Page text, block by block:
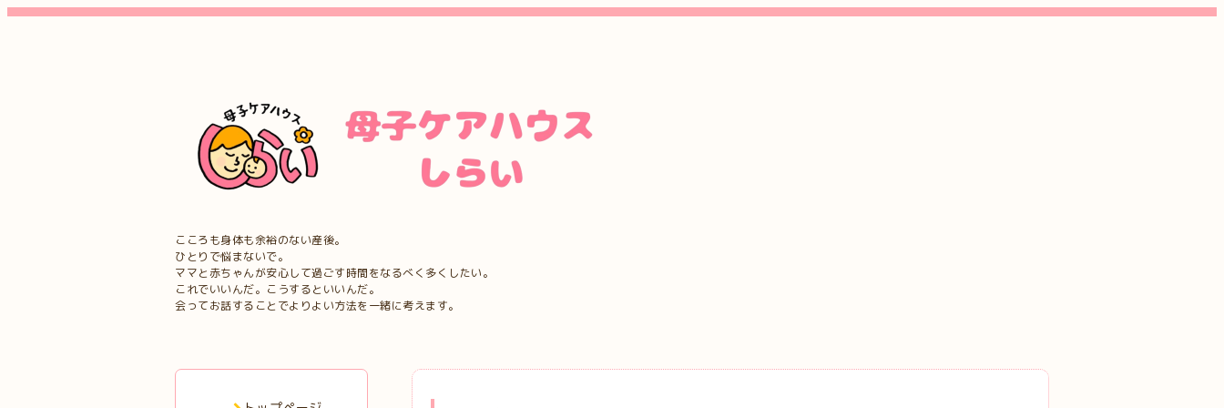
こころも身体も余裕のない産後。
ひとりで悩まないで。
ママと赤ちゃんが安心して過ごす時間をなるべく多くしたい。
これでいいんだ。こうするといいんだ。
会ってお話することでよりよい方法を一緒に考えます。